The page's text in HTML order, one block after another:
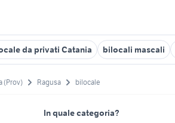
da privati Catania bilocali mascali
(Prov) Ragusa bilocale
In quale categoria?